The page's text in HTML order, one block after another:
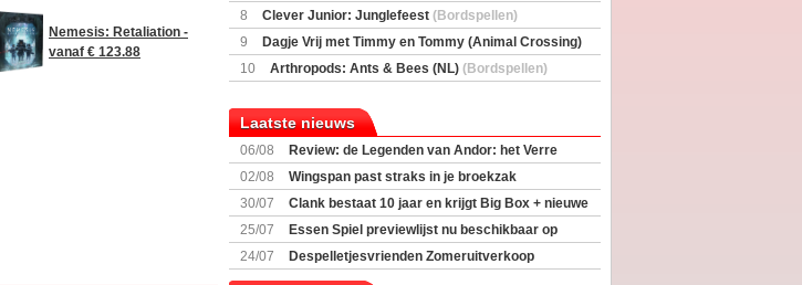
Nemesis: Retaliation -
vanaf € 123.88
Encounters(Bordspellen)
8 Clever Junior: Junglefeest (Bordspellen)
9
Dagje Vrij met Timmy en Tommy (Animal Crossing)
(77059)(Ideas)
10 Arthropods: Ants & Bees (NL) (Bordspellen)
Laatste nieuws
06/08
Review: de Legenden van Andor: het Verre
Land
02/08
Wingspan past straks in je broekzak
30/07
Clank bestaat 10 jaar en krijgt Big Box + nieuwe
uitbreiding
25/07
Essen Spiel previewlijst nu beschikbaar op
Boardgamegeek
24/07
Despelletjesvrienden Zomeruitverkoop